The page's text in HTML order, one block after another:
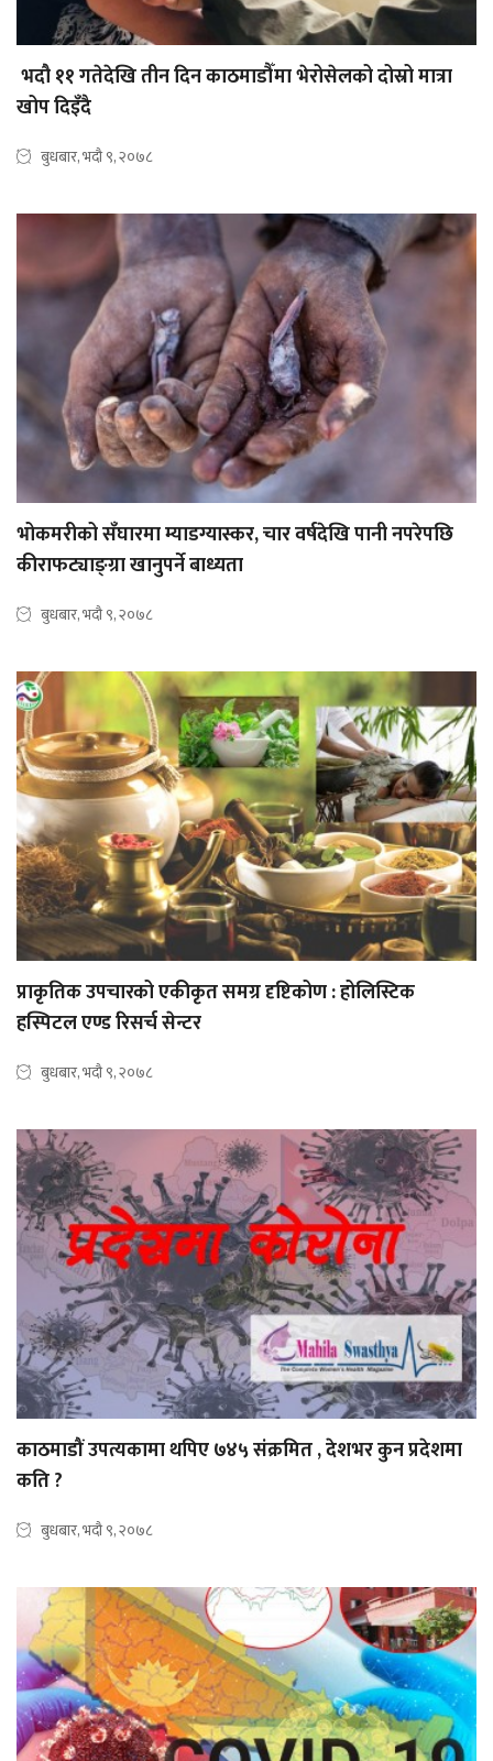
भदौ ११ गतेदेखि तीन दिन काठमाडौँमा भेरोसेलको दोस्रो मात्रा
खोप दिइँदै
बुधबार, भदौ ९, २०७८
भोकमरीको सँघारमा म्याडग्यास्कर, चार वर्षदेखि पानी नपरेपछि
कीराफट्याङ्ग्रा खानुपर्ने बाध्यता
बुधबार, भदौ ९, २०७८
प्राकृतिक उपचारको एकीकृत समग्र दृष्टिकोण : होलिस्टिक
हस्पिटल एण्ड रिसर्च सेन्टर
बुधबार, भदौ ९, २०७८
काठमाडौं उपत्यकामा थपिए ७४५ संक्रमित , देशभर कुन प्रदेशमा
कति ?
बुधबार, भदौ ९, २०७८